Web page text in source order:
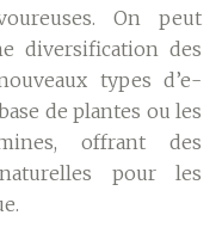
On peut
diversification des
types d’e-
de plantes ou les
offrant des
pour les